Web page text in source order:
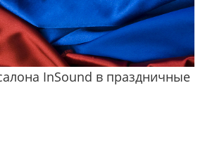
InSound в праздничные